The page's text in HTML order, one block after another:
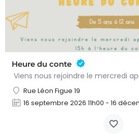
Heure du conte
Rue Léon Figue 19
16 septembre 2026 11h00 - 16